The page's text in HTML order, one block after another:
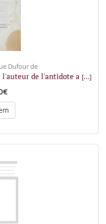
Dufour de
l'auteur de l'antidote a [...]